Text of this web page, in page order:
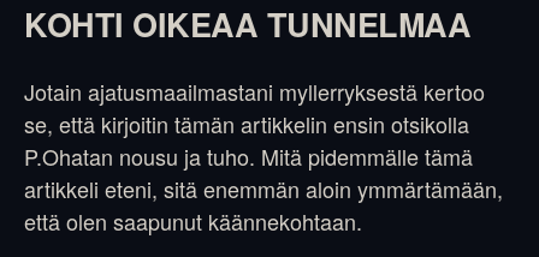
KOHTI OIKEAA TUNNELMAA
Jotain ajatusmaailmastani myllerryksestä kertoo
se, että kirjoitin tämän artikkelin ensin otsikolla
P.Ohatan nousu ja tuho. Mitä pidemmälle tämä
artikkeli eteni, sitä enemmän aloin ymmärtämään,
että olen saapunut käännekohtaan.